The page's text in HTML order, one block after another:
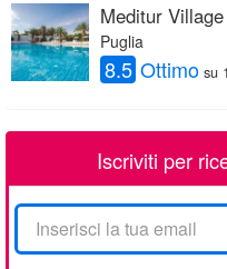
Meditur Village
Puglia
8.5 Ottimo su
Iscriviti per
La
tua
email